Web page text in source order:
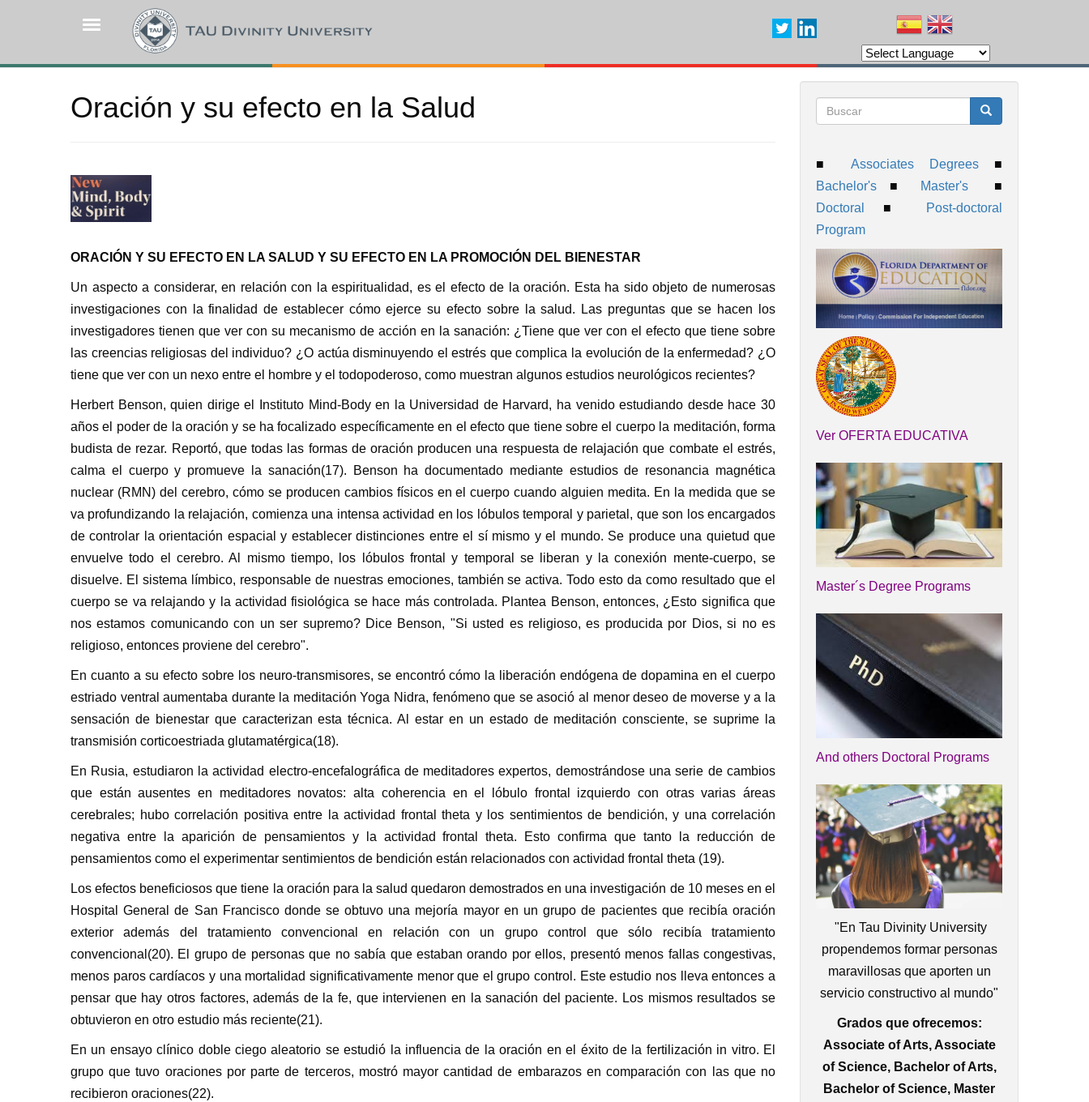
Oración y su efecto en la Salud
ORACIÓN Y SU EFECTO EN LA SALUD Y SU EFECTO EN LA PROMOCIÓN DEL BIENESTAR
Un aspecto a considerar, en relación con la espiritualidad, es el efecto de la oración. Esta ha sido objeto de numerosas
investigaciones con la finalidad de establecer cómo ejerce su efecto sobre la salud. Las preguntas que se hacen los
investigadores tienen que ver con su mecanismo de acción en la sanación: ¿Tiene que ver con el efecto que tiene sobre
las creencias religiosas del individuo? ¿O actúa disminuyendo el estrés que complica la evolución de la enfermedad? ¿O
tiene que ver con un nexo entre el hombre y el todopoderoso, como muestran algunos estudios neurológicos recientes?
Herbert Benson, quien dirige el Instituto Mind-Body en la Universidad de Harvard, ha venido estudiando desde hace 30
años el poder de la oración y se ha focalizado específicamente en el efecto que tiene sobre el cuerpo la meditación, forma
budista de rezar. Reportó, que todas las formas de oración producen una respuesta de relajación que combate el estrés,
calma el cuerpo y promueve la sanación(17). Benson ha documentado mediante estudios de resonancia magnética
nuclear (RMN) del cerebro, cómo se producen cambios físicos en el cuerpo cuando alguien medita. En la medida que se
va profundizando la relajación, comienza una intensa actividad en los lóbulos temporal y parietal, que son los encargados
de controlar la orientación espacial y establecer distinciones entre el sí mismo y el mundo. Se produce una quietud que
envuelve todo el cerebro. Al mismo tiempo, los lóbulos frontal y temporal se liberan y la conexión mente-cuerpo, se
disuelve. El sistema límbico, responsable de nuestras emociones, también se activa. Todo esto da como resultado que el
cuerpo se va relajando y la actividad fisiológica se hace más controlada. Plantea Benson, entonces, ¿Esto significa que
nos estamos comunicando con un ser supremo? Dice Benson, "Si usted es religioso, es producida por Dios, si no es
religioso, entonces proviene del cerebro".
En cuanto a su efecto sobre los neuro-transmisores, se encontró cómo la liberación endógena de dopamina en el cuerpo
estriado ventral aumentaba durante la meditación Yoga Nidra, fenómeno que se asoció al menor deseo de moverse y a la
sensación de bienestar que caracterizan esta técnica. Al estar en un estado de meditación consciente, se suprime la
transmisión corticoestriada glutamatérgica(18).
En Rusia, estudiaron la actividad electro-encefalográfica de meditadores expertos, demostrándose una serie de cambios
que están ausentes en meditadores novatos: alta coherencia en el lóbulo frontal izquierdo con otras varias áreas
cerebrales; hubo correlación positiva entre la actividad frontal theta y los sentimientos de bendición, y una correlación
negativa entre la aparición de pensamientos y la actividad frontal theta. Esto confirma que tanto la reducción de
pensamientos como el experimentar sentimientos de bendición están relacionados con actividad frontal theta (19).
Los efectos beneficiosos que tiene la oración para la salud quedaron demostrados en una investigación de 10 meses en el
Hospital General de San Francisco donde se obtuvo una mejoría mayor en un grupo de pacientes que recibía oración
exterior además del tratamiento convencional en relación con un grupo control que sólo recibía tratamiento
convencional(20). El grupo de personas que no sabía que estaban orando por ellos, presentó menos fallas congestivas,
menos paros cardíacos y una mortalidad significativamente menor que el grupo control. Este estudio nos lleva entonces a
pensar que hay otros factores, además de la fe, que intervienen en la sanación del paciente. Los mismos resultados se
obtuvieron en otro estudio más reciente(21).
En un ensayo clínico doble ciego aleatorio se estudió la influencia de la oración en el éxito de la fertilización in vitro. El
grupo que tuvo oraciones por parte de terceros, mostró mayor cantidad de embarazos en comparación con las que no
recibieron oraciones(22).
Formulario
de
búsqueda
■ Associates Degrees ■
Bachelor's ■ Master's
■
Doctoral ■
Post-doctoral
Program
Ver OFERTA EDUCATIVA
Master´s Degree Programs
And others Doctoral Programs
"En Tau Divinity University
propendemos formar personas
maravillosas que aporten un
servicio constructivo al mundo"
Grados que ofrecemos:
Associate of Arts, Associate
of Science, Bachelor of Arts,
Bachelor of Science, Master